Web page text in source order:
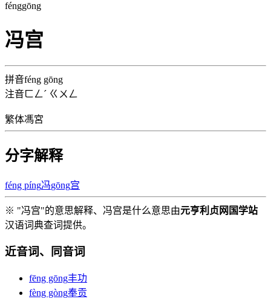
fénggōng
冯宫
拼音féng gōng
注音ㄈㄥˊ ㄍㄨㄥ
繁体馮宮
分字解释
féng píng冯gōng宫
※ "冯宫"的意思解释、冯宫是什么意思由元亨利贞网国学站
汉语词典查词提供。
近音词、同音词
fēng gōng丰功
fèng gòng奉贡